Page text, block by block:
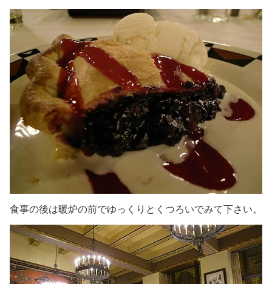
食事の後は暖炉の前でゆっくりとくつろいでみて下さい。